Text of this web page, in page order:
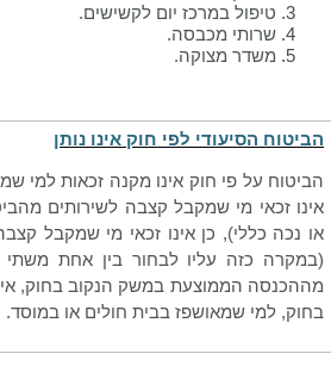
3. טיפול במרכז יום לקשישים.
4. שרותי מכבסה.
5.
משדר מצוקה.
הביטוח הסיעודי לפי חוק אינו נותן
הביטוח על פי חוק אינו מקנה זכאות למי
אינו זכאי מי שמקבל קצבה לשירותים
או נכה כללי), כן אינו זכאי מי שמקבל
(במקרה כזה עליו לבחור בין אחת משתי
מההכנסה הממוצעת במשק הנקוב בחוק,
בחוק, למי שמאושפז בבית חולים או במוסד.